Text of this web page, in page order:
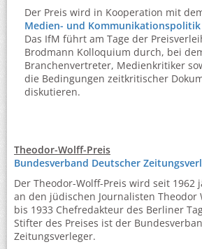
Der Preis wird in Kooperation mit
Medien- und Kommunikationspolitik
Das IfM führt am Tage der
Brodmann Kolloquium durch, bei
Branchenvertreter, Medienkritiker
die Bedingungen zeitkritischer
diskutieren.
Theodor-Wolff-Preis
Bundesverband Deutscher
Der Theodor-Wolff-Preis wird seit 1962
an den jüdischen Journalisten Theodor
bis 1933 Chefredakteur des Berliner
Stifter des Preises ist der
Zeitungsverleger.